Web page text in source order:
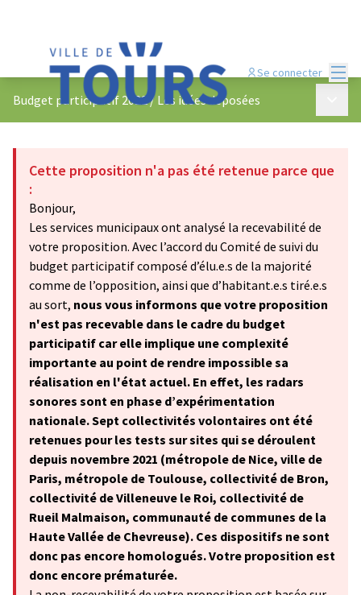
Se connecter
Budget participatif 2022/ Les idées déposées
Cette proposition n'a pas été retenue parce que
:
Bonjour,
Les services municipaux ont analysé la recevabilité de
votre proposition. Avec l’accord du Comité de suivi du
budget participatif composé d’élu.e.s de la majorité
comme de l’opposition, ainsi que d’habitant.e.s tiré.e.s
au sort, nous vous informons que votre proposition
n'est pas recevable dans le cadre du budget
participatif car elle implique une complexité
importante au point de rendre impossible sa
réalisation en l'état actuel. En effet, les radars
sonores sont en phase d’expérimentation
nationale. Sept collectivités volontaires ont été
retenues pour les tests sur sites qui se déroulent
depuis novembre 2021 (métropole de Nice, ville de
Paris, métropole de Toulouse, collectivité de Bron,
collectivité de Villeneuve le Roi, collectivité de
Rueil Malmaison, communauté de communes de la
Haute Vallée de Chevreuse). Ces dispositifs ne sont
donc pas encore homologués. Votre proposition est
donc encore prématurée.